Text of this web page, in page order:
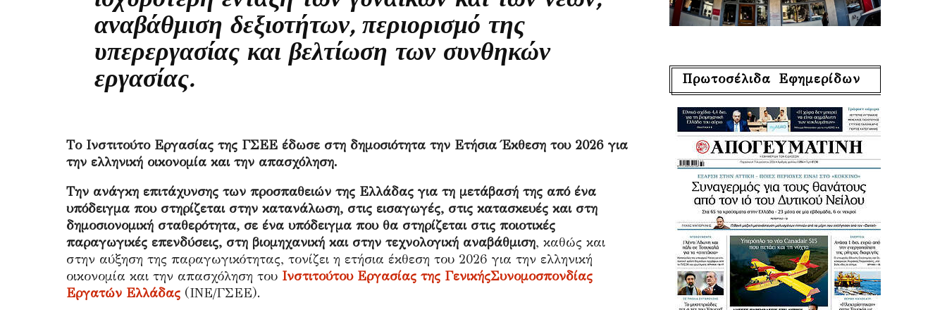
αναβάθμιση δεξιοτήτων, περιορισμό της
υπερεργασίας και βελτίωση των συνθηκών
εργασίας.
Tο Ινστιτούτο Εργασίας της ΓΣΕΕ έδωσε στη δημοσιότητα την Ετήσια Έκθεση του 2026 για
την ελληνική οικονομία και την απασχόληση.
Την ανάγκη επιτάχυνσης των προσπαθειών της Ελλάδας για τη μετάβασή της από ένα
υπόδειγμα που στηρίζεται στην κατανάλωση, στις εισαγωγές, στις κατασκευές και στη
δημοσιονομική σταθερότητα, σε ένα υπόδειγμα που θα στηρίζεται στις ποιοτικές
παραγωγικές επενδύσεις, στη βιομηχανική και στην τεχνολογική αναβάθμιση, καθώς και
στην αύξηση της παραγωγικότητας, τονίζει η ετήσια έκθεση του 2026 για την ελληνική
οικονομία και την απασχόληση του Ινστιτούτου Εργασίας της ΓενικήςΣυνομοσπονδίας
Εργατών Ελλάδας (ΙΝΕ/ΓΣΕΕ).
Πρωτοσέλιδα Εφημερίδων